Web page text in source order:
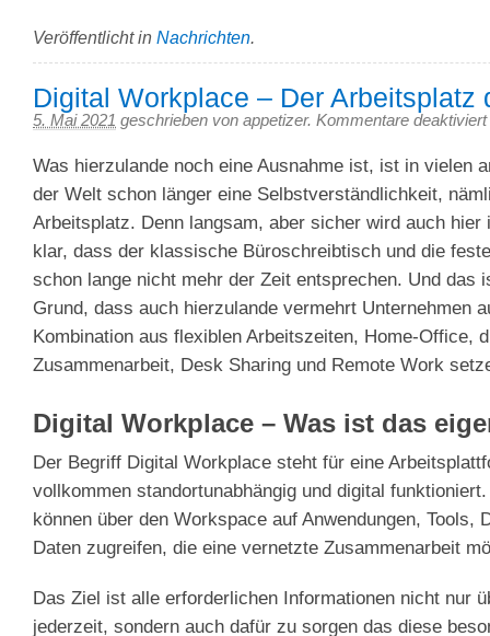
Veröffentlicht in Nachrichten.
Digital Workplace – Der Arbeitsplatz
5. Mai 2021 geschrieben von appetizer. Kommentare deaktiviert
Was hierzulande noch eine Ausnahme ist, ist in vielen
der Welt schon länger eine Selbstverständlichkeit,
Arbeitsplatz. Denn langsam, aber sicher wird auch hier
klar, dass der klassische Büroschreibtisch und die
schon lange nicht mehr der Zeit entsprechen. Und das
Grund, dass auch hierzulande vermehrt Unternehmen
Kombination aus flexiblen Arbeitszeiten, Home-Office,
Zusammenarbeit, Desk Sharing und Remote Work
Digital Workplace – Was ist das
Der Begriff Digital Workplace steht für eine
vollkommen standortunabhängig und digital
können über den Workspace auf Anwendungen, Tools,
Daten zugreifen, die eine vernetzte Zusammenarbeit
Das Ziel ist alle erforderlichen Informationen nicht nur
jederzeit, sondern auch dafür zu sorgen das diese